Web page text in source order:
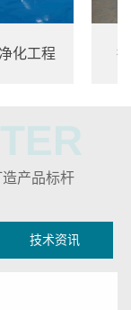
抚顺纯
产品标杆
技术资讯